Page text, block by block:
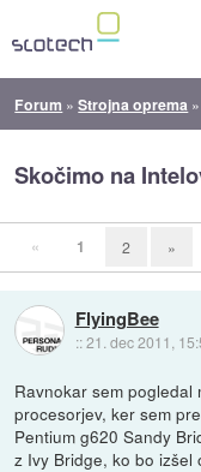
Forum »Strojna oprema
Skočimo na
« 1 2 »
FlyingBee
::21. dec 2011,
Ravnokar sem
procesorjev, ker sem
Pentium g620 Sandy
z Ivy Bridge, ko bo izšel